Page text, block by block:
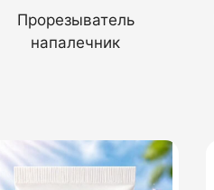
Прорезыватель
напалечник